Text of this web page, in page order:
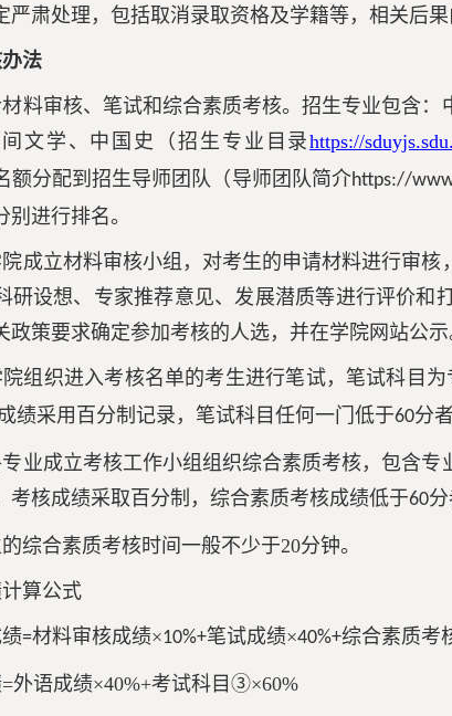
严肃处理，包括取消录取资格及学籍等，相关后果
法
料审核、笔试和综合素质考核。招生专业包含
文学、中国史（招生专业目录https://
额分配到招生导师团队（ 导师团队简介https://
别进行排名。
院成立材料审核小组，对考生的申请材料进行审
研设想、专家推荐意见、发展潜质等进行评价和
政策要求确定参加考核的人选，并在学院网站公示
院组织进入考核名单的考生进行笔试，笔试科目为
绩采用百分制记录，笔试科目任何一门低于60分
专业成立考核工作小组组织综合素质考核，包含
考核成绩采取百分制，综合素质考核成绩低于60分
综合素质考核时间一般不少于20分钟。
算公式
=材料审核成绩×10%+笔试成绩×40%+综合素质考
外语成绩×40%+考试科目③×60%